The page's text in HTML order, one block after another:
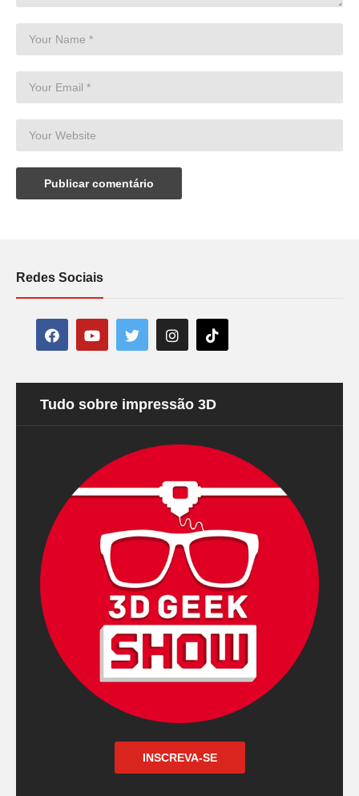
Redes Sociais
Tudo sobre impressão 3D
INSCREVA-SE